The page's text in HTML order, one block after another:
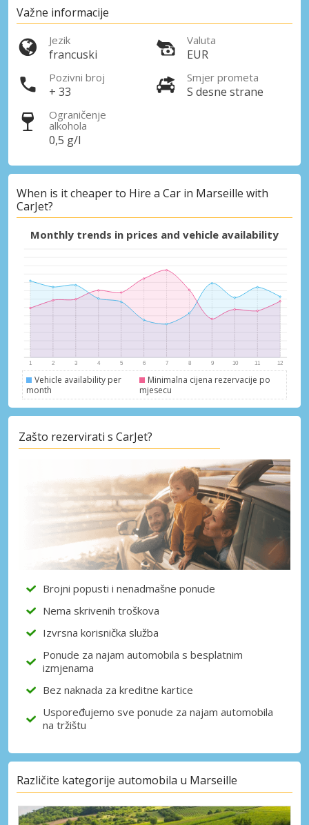
Važne informacije
Jezik
francuski
Valuta
EUR
Pozivni broj
+ 33
Smjer prometa
S desne strane
Ograničenje
alkohola
0,5 g/l
When is it cheaper to Hire a Car in Marseille with
CarJet?
Monthly trends in prices and vehicle availability
Vehicle availability per
month
Minimalna cijena rezervacije po
mjesecu
Zašto rezervirati s CarJet?
Brojni popusti i nenadmašne ponude
Nema skrivenih troškova
Izvrsna korisnička služba
Ponude za najam automobila s besplatnim
izmjenama
Bez naknada za kreditne kartice
Uspoređujemo sve ponude za najam automobila
na tržištu
Različite kategorije automobila u Marseille